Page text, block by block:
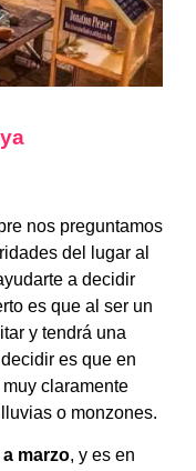
nos preguntamos
del lugar al
a decidir
es que al ser un
y tendrá una
es que en
claramente
o monzones.
marzo, y es en